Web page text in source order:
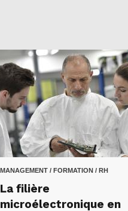
MANAGEMENT / FORMATION / RH
La filière
microélectronique en